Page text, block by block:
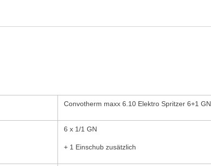
Convotherm maxx 6.10 Elektro Spritzer 6+1 GN
6 x 1/1 GN
+ 1 Einschub zusätzlich